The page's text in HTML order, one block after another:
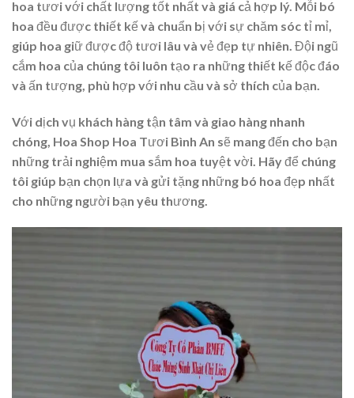
hoa tươi với chất lượng tốt nhất và giá cả hợp lý. Mỗi bó
hoa đều được thiết kế và chuẩn bị với sự chăm sóc tỉ mỉ,
giúp hoa giữ được độ tươi lâu và vẻ đẹp tự nhiên. Đội ngũ
cắm hoa của chúng tôi luôn tạo ra những thiết kế độc đáo
và ấn tượng, phù hợp với nhu cầu và sở thích của bạn.
Với dịch vụ khách hàng tận tâm và giao hàng nhanh
chóng, Hoa Shop Hoa Tươi Bình An sẽ mang đến cho bạn
những trải nghiệm mua sắm hoa tuyệt vời. Hãy để chúng
tôi giúp bạn chọn lựa và gửi tặng những bó hoa đẹp nhất
cho những người bạn yêu thương.